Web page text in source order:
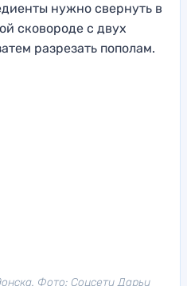
нужно свернуть в
сковороде с двух
разрезать пополам.
Фото: Соцсети Дарьи